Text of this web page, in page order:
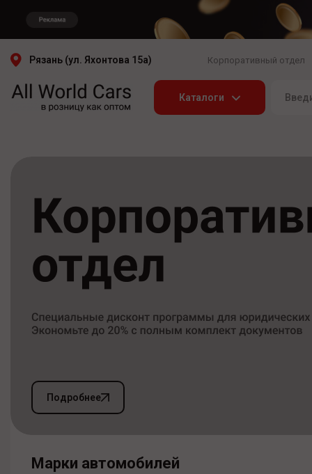
Рязань (ул. Яхонтова 15а) Корпоративный отдел
Каталоги
Подробнее
Марки автомобилей